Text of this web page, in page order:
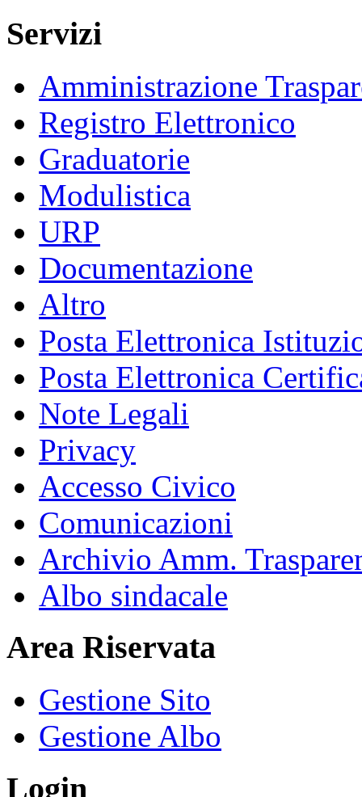
Servizi
Amministrazione
Registro Elettronico
Graduatorie
Modulistica
URP
Documentazione
Altro
Posta Elettronica
Posta Elettronica
Note Legali
Privacy
Accesso Civico
Comunicazioni
Archivio Amm.
Albo sindacale
Area Riservata
Gestione Sito
Gestione Albo
Login